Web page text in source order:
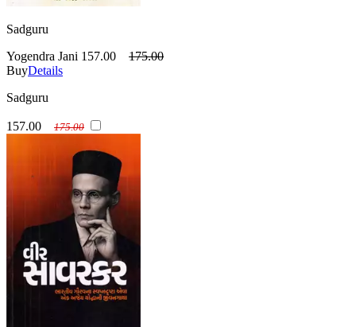
Sadguru
Yogendra Jani 157.00
175.00
BuyDetails
Sadguru
157.00 175.00